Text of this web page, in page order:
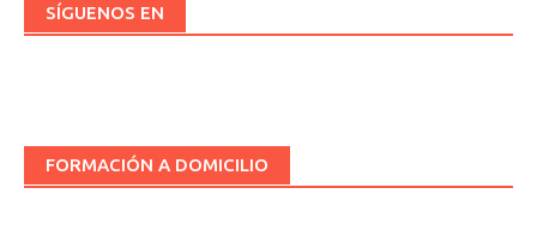
SÍGUENOS EN
FORMACIÓN A DOMICILIO